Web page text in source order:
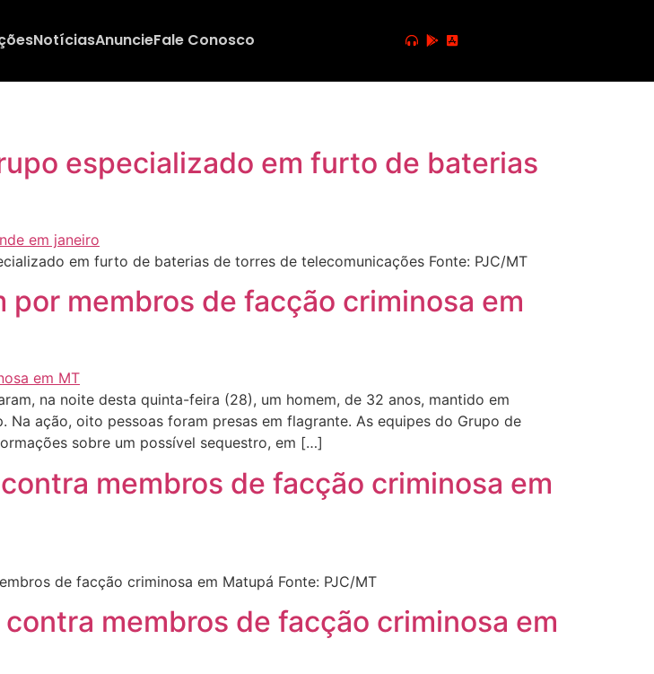
NotíciasAnuncieFale Conosco
especializado em furto de baterias
em furto de baterias de torres de telecomunicações Fonte: PJC/MT
membros de facção criminosa em
na noite desta quinta-feira (28), um homem, de 32 anos, mantido em
ação, oito pessoas foram presas em flagrante. As equipes do Grupo de
sobre um possível sequestro, em […]
membros de facção criminosa em
de facção criminosa em Matupá Fonte: PJC/MT
membros de facção criminosa em